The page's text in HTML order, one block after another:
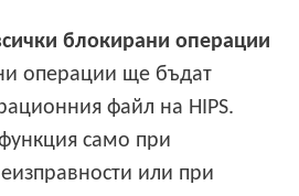
блокирани операции
операции ще бъдат
файл на HIPS.
само при
или при